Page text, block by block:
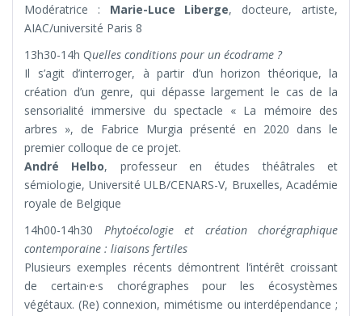
Modératrice : Marie-Luce Liberge, docteure, artiste,
AIAC/université Paris 8
13h30-14h Quelles conditions pour un écodrame ?
Il s’agit d’interroger, à partir d’un horizon théorique, la
création d’un genre, qui dépasse largement le cas de la
sensorialité immersive du spectacle « La mémoire des
arbres », de Fabrice Murgia présenté en 2020 dans le
premier colloque de ce projet.
André Helbo, professeur en études théâtrales et
sémiologie, Université ULB/CENARS-V, Bruxelles, Académie
royale de Belgique
14h00-14h30 Phytoécologie et création chorégraphique
contemporaine : liaisons fertiles
Plusieurs exemples récents démontrent l’intérêt croissant
de certain·e·s chorégraphes pour les écosystèmes
végétaux. (Re) connexion, mimétisme ou interdépendance ;